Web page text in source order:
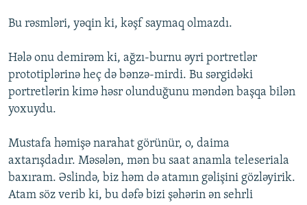
Bu rəsmləri, yəqin ki, kəşf saymaq olmazdı.
Hələ onu demirəm ki, ağzı-burnu əyri portretlər
prototiplərinə heç də bənzə-mirdi. Bu sərgidəki
portretlərin kimə həsr olunduğunu məndən başqa bilən
yoxuydu.
Mustafa həmişə narahat görünür, o, daima
axtarışdadır. Məsələn, mən bu saat anamla teleseriala
baxıram. Əslində, biz həm də atamın gəlişini gözləyirik.
Atam söz verib ki, bu dəfə bizi şəhərin ən sehrli